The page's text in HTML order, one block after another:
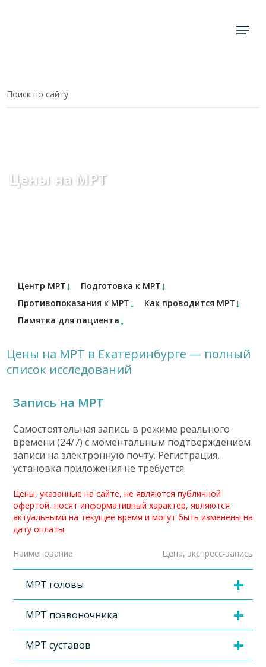
Цены на МРТ
Центр МРТ↓ Подготовка к МРТ↓
Противопоказания к МРТ↓ Как проводится МРТ↓
Памятка для пациента↓
Цены на МРТ в Екатеринбурге — полный
список исследований
Запись на МРТ
Самостоятельная запись в режиме реального
времени (24/7) с моментальным подтверждением
записи на электронную почту. Регистрация,
установка приложения не требуется.
Цены, указанные на сайте, не являются публичной
офертой, носят информативный характер, являются
актуальными на текущее время и могут быть изменены на
дату оплаты.
Наименование Цена, экспресс-запись
МРТ головы
МРТ позвоночника
МРТ суставов